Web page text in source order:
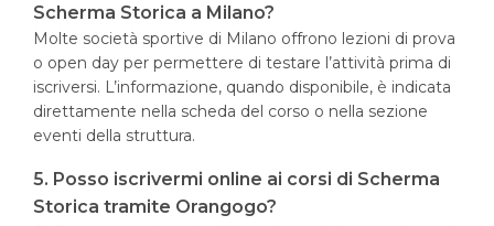
Scherma Storica a Milano?
Molte società sportive di Milano offrono lezioni di prova
o open day per permettere di testare l’attività prima di
iscriversi. L’informazione, quando disponibile, è indicata
direttamente nella scheda del corso o nella sezione
eventi della struttura.
5. Posso iscrivermi online ai corsi di Scherma
Storica tramite Orangogo?